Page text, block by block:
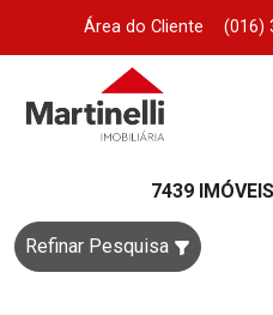
Área do Cliente (016)
7439
Refinar Pesquisa